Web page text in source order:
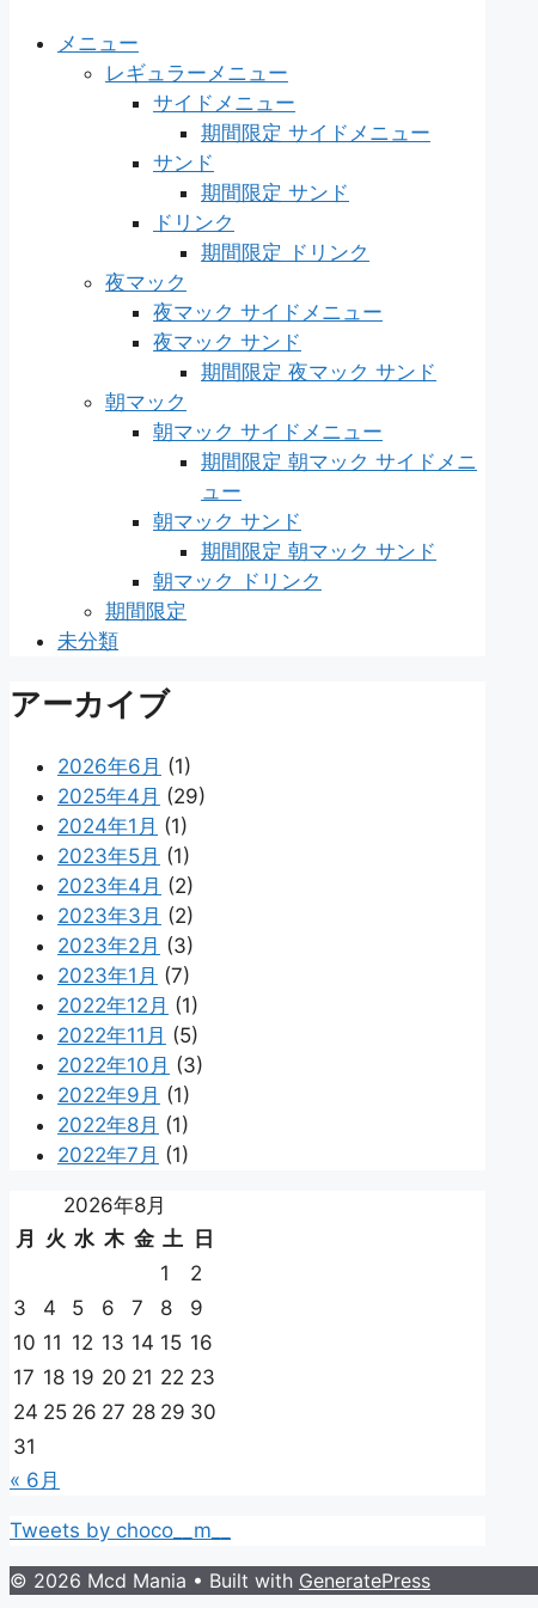
メニュー
レギュラーメニュー
サイドメニュー
期間限定 サイドメニュー
サンド
期間限定 サンド
ドリンク
期間限定 ドリンク
夜マック
夜マック サイドメニュー
夜マック サンド
期間限定 夜マック サンド
朝マック
朝マック サイドメニュー
期間限定 朝マック サイドメニ
ュー
朝マック サンド
期間限定 朝マック サンド
朝マック ドリンク
期間限定
未分類
アーカイブ
2026年6月 (1)
2025年4月 (29)
2024年1月 (1)
2023年5月 (1)
2023年4月 (2)
2023年3月 (2)
2023年2月 (3)
2023年1月 (7)
2022年12月 (1)
2022年11月 (5)
2022年10月 (3)
2022年9月 (1)
2022年8月 (1)
2022年7月 (1)
2026年8月
月 火 水 木 金 土 日
1
2
3
4 5 6 7 8
9
10 11 12 13 14 15 16
17 18 19 20 21 22 23
24 25 26 27 28 29 30
31
« 6月
Tweets by choco__m__
© 2026 Mcd Mania • Built with GeneratePress